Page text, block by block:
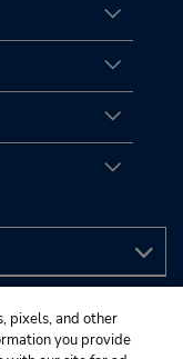
pixels, and other
you provide